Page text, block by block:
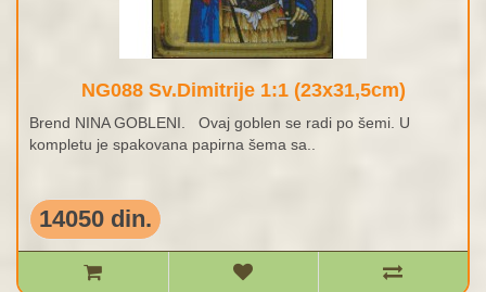
NG088 Sv.Dimitrije 1:1 (23x31,5cm)
Brend NINA GOBLENI. Ovaj goblen se radi po šemi. U
kompletu je spakovana papirna šema sa..
14050 din.